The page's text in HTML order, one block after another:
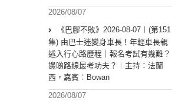
2026/08/07
《巴膠不敗》2026-08-07︱(第151
集) 由巴士迷變身車長！年輕車長親
述入行心路歷程｜報名考試有幾難？
邊啲路線最考功夫？︱主持：法蘭
西，嘉賓︰Bowan
2026/08/07